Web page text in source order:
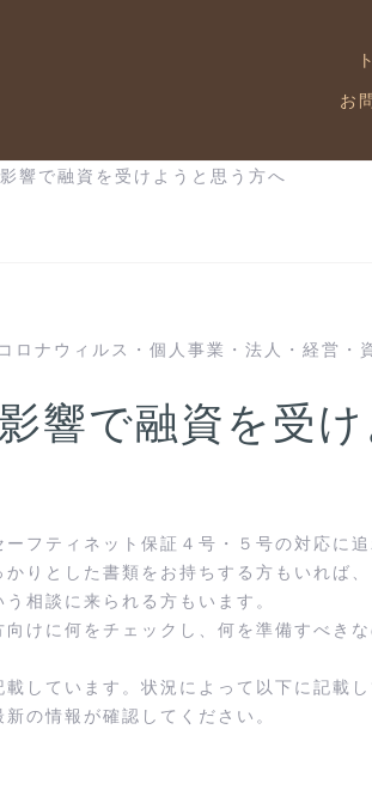
お
響で融資を受けようと思う方へ
コロナウィルス ・ 個人事業 ・ 法人 ・ 経営 ・
響で融資を受け
フティネット保証４号・５号の対応に追
りとした書類をお持ちする方もいれば、
相談に来られる方もいます。
けに何をチェックし、何を準備すべきな
しています。状況によって以下に記載し
の情報が確認してください。